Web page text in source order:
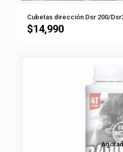
Cubetas dirección Dsr 200/
$14,990